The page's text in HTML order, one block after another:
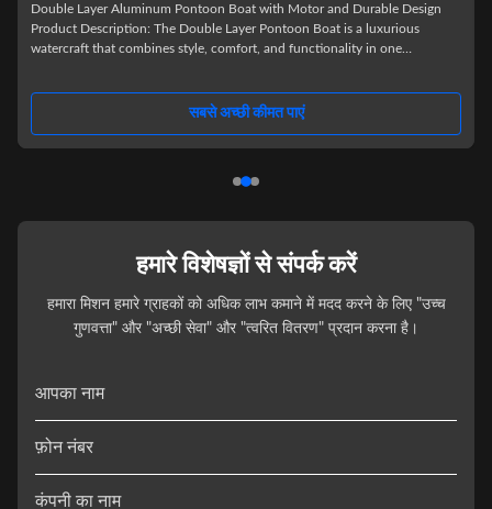
12 People Capacity Double Decker Pontoon Boat with Outboard Engine
and Various Options Product Description: The Double Decker Pontoon
Boat is the ultimate pontoon party boat, designed to provide fun and
ensure a memorable boating experience. Available in a variety of colors to
सबसे अच्छी कीमत पाएं
हमारे विशेषज्ञों से संपर्क करें
हमारा मिशन हमारे ग्राहकों को अधिक लाभ कमाने में मदद करने के लिए "उच्च
गुणवत्ता" और "अच्छी सेवा" और "त्वरित वितरण" प्रदान करना है।
आपका नाम
फ़ोन नंबर
कंपनी का नाम